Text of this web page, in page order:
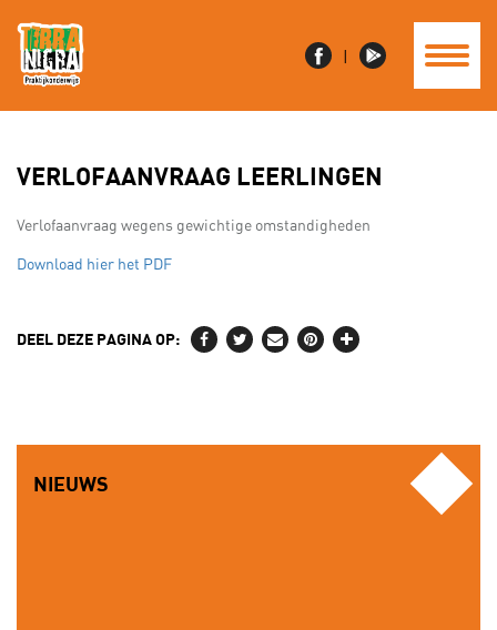
VERLOFAANVRAAG LEERLINGEN
Verlofaanvraag wegens gewichtige omstandigheden
Download hier het PDF
DEEL DEZE PAGINA OP:
NIEUWS